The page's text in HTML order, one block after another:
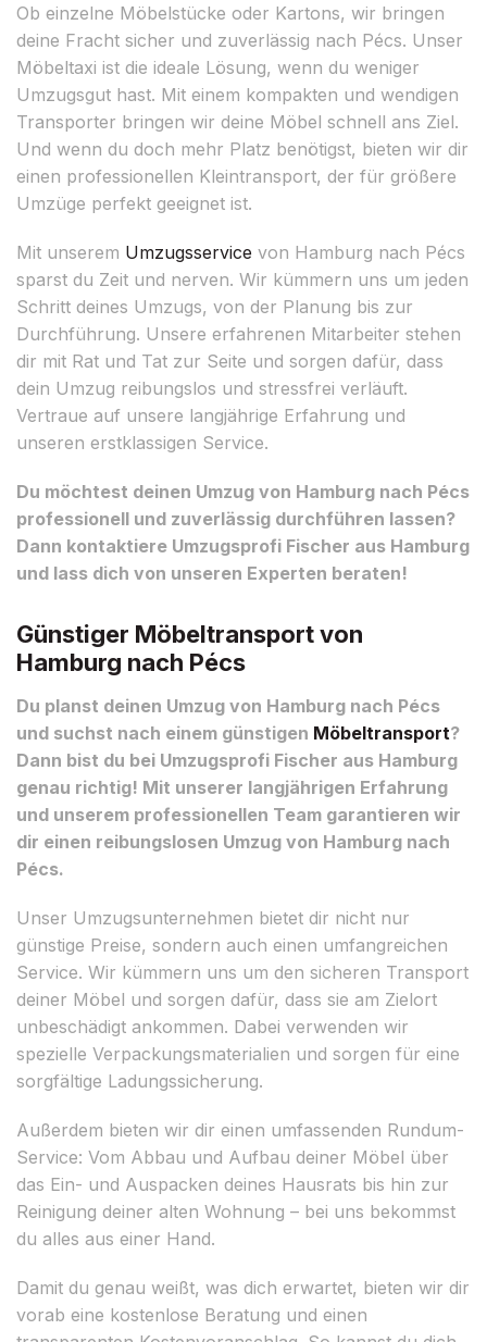
Ob einzelne Möbelstücke oder Kartons, wir bringen
deine Fracht sicher und zuverlässig nach Pécs. Unser
Möbeltaxi ist die ideale Lösung, wenn du weniger
Umzugsgut hast. Mit einem kompakten und wendigen
Transporter bringen wir deine Möbel schnell ans Ziel.
Und wenn du doch mehr Platz benötigst, bieten wir dir
einen professionellen Kleintransport, der für größere
Umzüge perfekt geeignet ist.
Mit unserem Umzugsservice von Hamburg nach Pécs
sparst du Zeit und nerven. Wir kümmern uns um jeden
Schritt deines Umzugs, von der Planung bis zur
Durchführung. Unsere erfahrenen Mitarbeiter stehen
dir mit Rat und Tat zur Seite und sorgen dafür, dass
dein Umzug reibungslos und stressfrei verläuft.
Vertraue auf unsere langjährige Erfahrung und
unseren erstklassigen Service.
Du möchtest deinen Umzug von Hamburg nach Pécs
professionell und zuverlässig durchführen lassen?
Dann kontaktiere Umzugsprofi Fischer aus Hamburg
und lass dich von unseren Experten beraten!
Günstiger Möbeltransport von
Hamburg nach Pécs
Du planst deinen Umzug von Hamburg nach Pécs
und suchst nach einem günstigen Möbeltransport?
Dann bist du bei Umzugsprofi Fischer aus Hamburg
genau richtig! Mit unserer langjährigen Erfahrung
und unserem professionellen Team garantieren wir
dir einen reibungslosen Umzug von Hamburg nach
Pécs.
Unser Umzugsunternehmen bietet dir nicht nur
günstige Preise, sondern auch einen umfangreichen
Service. Wir kümmern uns um den sicheren Transport
deiner Möbel und sorgen dafür, dass sie am Zielort
unbeschädigt ankommen. Dabei verwenden wir
spezielle Verpackungsmaterialien und sorgen für eine
sorgfältige Ladungssicherung.
Außerdem bieten wir dir einen umfassenden Rundum-
Service: Vom Abbau und Aufbau deiner Möbel über
das Ein- und Auspacken deines Hausrats bis hin zur
Reinigung deiner alten Wohnung – bei uns bekommst
du alles aus einer Hand.
Damit du genau weißt, was dich erwartet, bieten wir dir
vorab eine kostenlose Beratung und einen